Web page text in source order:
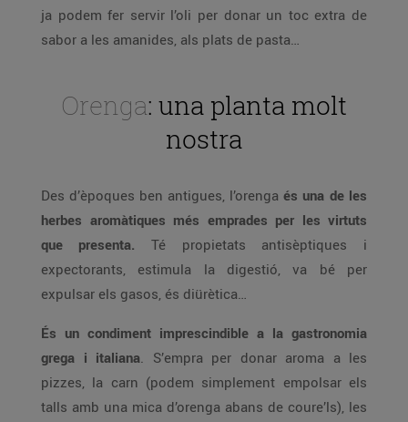
ja podem fer servir l’oli per donar un toc extra de
sabor a les amanides, als plats de pasta…
Orenga: una planta molt
nostra
Des d’èpoques ben antigues, l’orenga és una de les
herbes aromàtiques més emprades per les virtuts
que presenta. Té propietats antisèptiques i
expectorants, estimula la digestió, va bé per
expulsar els gasos, és diürètica…
És un condiment imprescindible a la gastronomia
grega i italiana. S’empra per donar aroma a les
pizzes, la carn (podem simplement empolsar els
talls amb una mica d’orenga abans de coure’ls), les